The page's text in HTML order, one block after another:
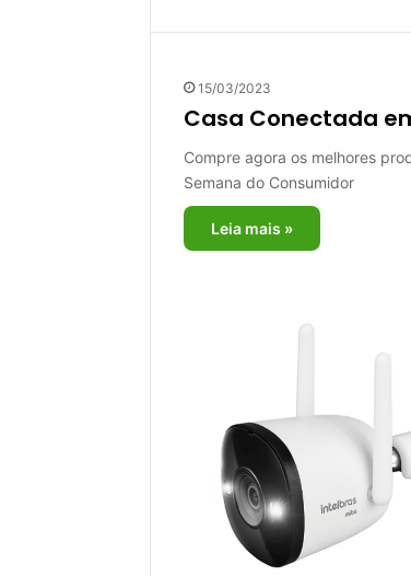
15/03/2023
Casa Conectada
Compre agora os melhores
Semana do Consumidor
Leia mais »